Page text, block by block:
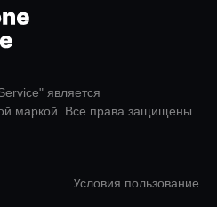
является
маркой. Все права защищены.
Условия пользование